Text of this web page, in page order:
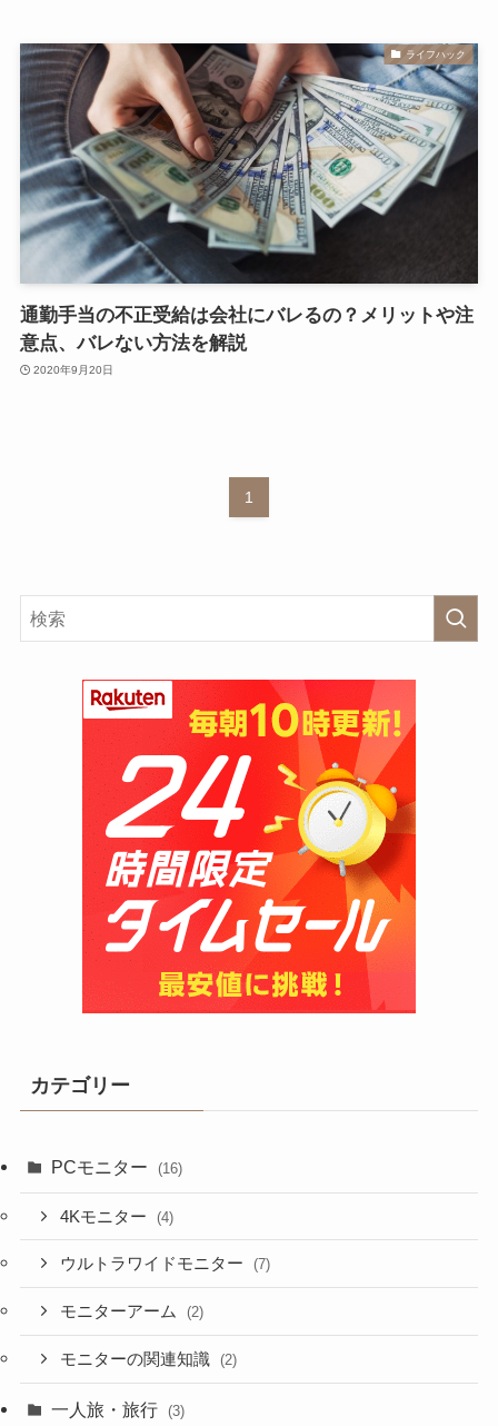
ライフハック
通勤手当の不正受給は会社にバレるの？メリットや注
意点、バレない方法を解説
2020年9月20日
1
カテゴリー
PCモニター (16)
4Kモニター (4)
ウルトラワイドモニター (7)
モニターアーム (2)
モニターの関連知識 (2)
一人旅・旅行 (3)